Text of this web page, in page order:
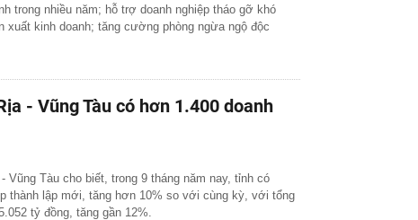
trong nhiều năm; hỗ trợ doanh nghiệp tháo gỡ khó
xuất kinh doanh; tăng cường phòng ngừa ngộ độc
- Vũng Tàu có hơn 1.400 doanh
Vũng Tàu cho biết, trong 9 tháng năm nay, tỉnh có
thành lập mới, tăng hơn 10% so với cùng kỳ, với tổng
tỷ đồng, tăng gần 12%.